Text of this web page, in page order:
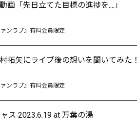
画「先日立てた目標の進捗を....」
ァンラプ』有料会員限定
拓矢にライブ後の想いを聞いてみた！
ァンラプ』有料会員限定
ス 2023.6.19 at 万葉の湯